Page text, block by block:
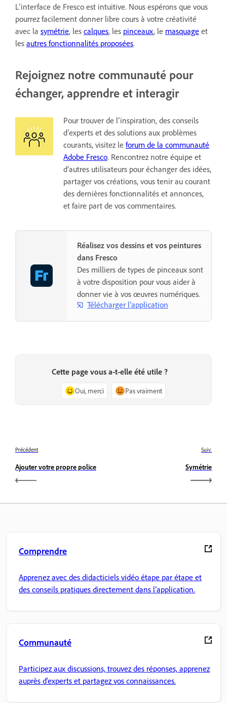
L’interface de Fresco est intuitive. Nous espérons que vous
pourrez facilement donner libre cours à votre créativité
avec la symétrie, les calques, les pinceaux, le masquage et
les autres fonctionnalités proposées.
Rejoignez notre communauté pour
échanger, apprendre et interagir
Pour trouver de l’inspiration, des conseils
d’experts et des solutions aux problèmes
courants, visitez le forum de la communauté
Adobe Fresco. Rencontrez notre équipe et
d’autres utilisateurs pour échanger des idées,
partager vos créations, vous tenir au courant
des dernières fonctionnalités et annonces,
et faire part de vos commentaires.
Réalisez vos dessins et vos peintures
dans Fresco
Des milliers de types de pinceaux sont
à votre disposition pour vous aider à
donner vie à vos œuvres numériques.
Télécharger l’application
Cette page vous a-t-elle été utile ?
Oui, merci Pas vraiment
Précédent
Ajouter votre propre police
Suiv.
Symétrie
Comprendre
Apprenez avec des didacticiels vidéo étape par étape et
des conseils pratiques directement dans l’application.
Communauté
Participez aux discussions, trouvez des réponses, apprenez
auprès d'experts et partagez vos connaissances.